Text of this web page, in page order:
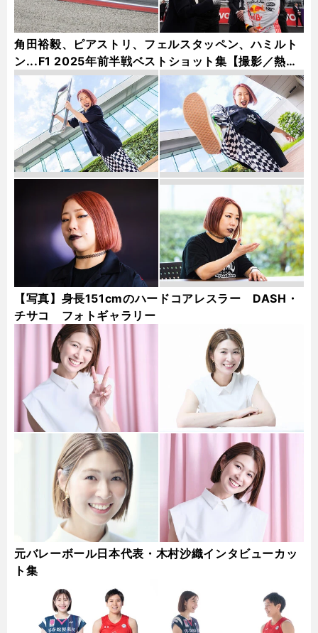
角田裕毅、ピアストリ、フェルスタッペン、ハミルト
ン...F1 2025年前半戦ベストショット集【撮影／熱田
護＆桜井淳雄】
【写真】身長151cmのハードコアレスラー DASH・
チサコ フォトギャラリー
元バレーボール日本代表・木村沙織インタビューカッ
ト集